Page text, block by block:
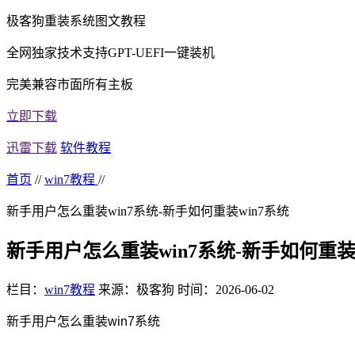
极客狗重装系统图文教程
全网独家技术支持GPT-UEFI一键装机
完美兼容市面所有主板
立即下载
迅雷下载 软件教程
首页 // win7教程 //
新手用户怎么重装win7系统-新手如何重装win7系统
新手用户怎么重装win7系统-新手如何重
栏目： win7教程 来源：极客狗 时间：2026-06-02
新手用户怎么重装win7系统